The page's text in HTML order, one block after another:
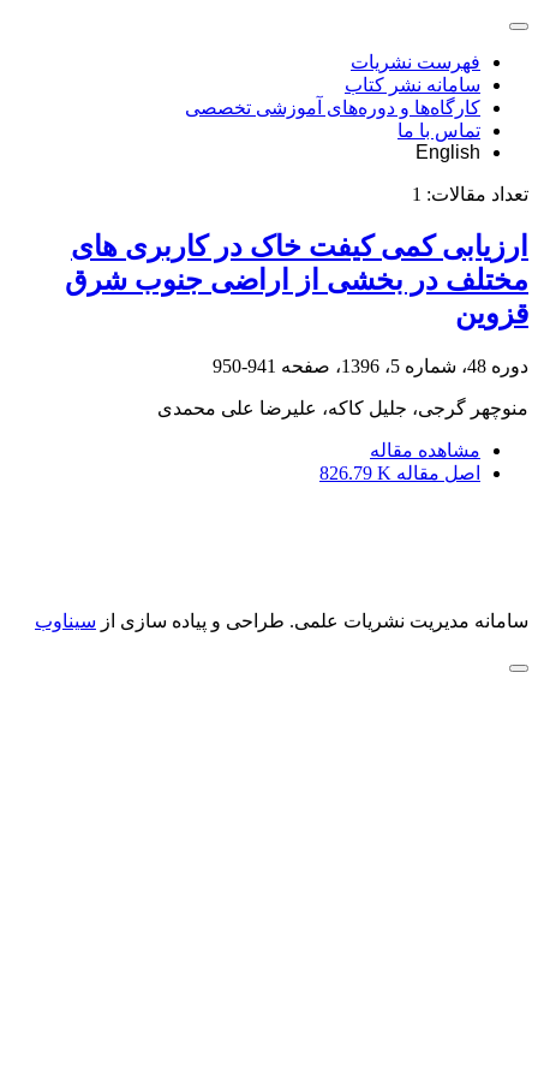
فهرست نشریات
سامانه نشر کتاب
کارگاه‌ها و دوره‌های آموزشی تخصصی
تماس با ما
English
تعداد مقالات: 1
ارزیابی کمی کیفت خاک در کاربری های
مختلف در بخشی از اراضی جنوب شرق
قزوین
دوره 48، شماره 5، 1396، صفحه 941-950
منوچهر گرجی، جلیل کاکه، علیرضا علی محمدی
مشاهده مقاله
اصل مقاله 826.79 K
سامانه مدیریت نشریات علمی. طراحی و پیاده سازی از سیناوب